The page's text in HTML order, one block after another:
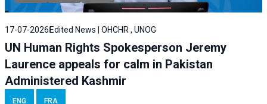
17-07-2026 Edited News | OHCHR , UNOG
UN Human Rights Spokesperson Jeremy
Laurence appeals for calm in Pakistan
Administered Kashmir
ENG FRA